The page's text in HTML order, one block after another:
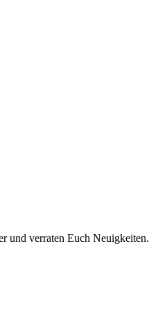
und verraten Euch Neuigkeiten.